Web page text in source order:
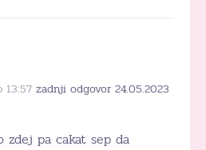
13:57 zadnji odgovor 24.05.2023
pa cakat sep da